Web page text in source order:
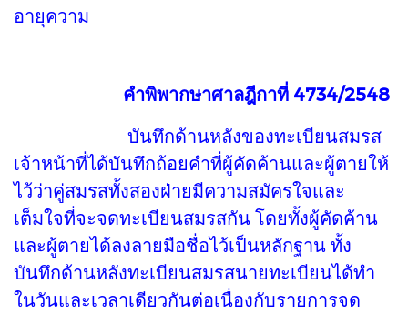
อายุความ
คำพิพากษาศาลฎีกาที่ 4734/2548
บันทึกด้านหลังของทะเบียนสมรส
เจ้าหน้าที่ได้บันทึกถ้อยคำที่ผู้คัดค้านและผู้ตายให้
ไว้ว่าคู่สมรสทั้งสองฝ่ายมีความสมัครใจและ
เต็มใจที่จะจดทะเบียนสมรสกัน โดยทั้งผู้คัดค้าน
และผู้ตายได้ลงลายมือชื่อไว้เป็นหลักฐาน ทั้ง
บันทึกด้านหลังทะเบียนสมรสนายทะเบียนได้ทำ
ในวันและเวลาเดียวกันต่อเนื่องกับรายการจด